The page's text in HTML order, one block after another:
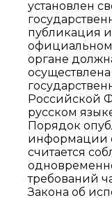
установлен
публикация
органе
Российской
русском
Порядок
информации
считается
требований
Закона об